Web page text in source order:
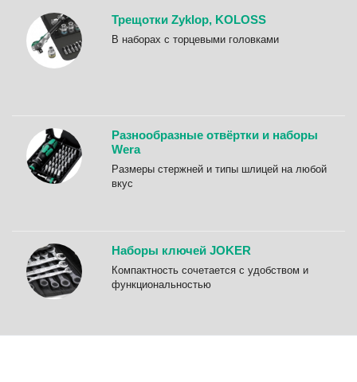
Трещотки Zyklop, KOLOSS
B наборах с торцевыми головками
Разнообразные отвёртки и наборы
Wera
Размеры стержней и типы шлицей на любой
вкус
Наборы ключей JOKER
Компактность сочетается с удобством и
функциональностью